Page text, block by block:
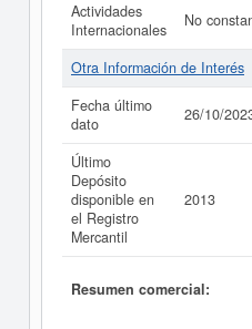
Actividades
Internacionales
No
Otra Información de Interés
Fecha último
dato
26/10/
Último
Depósito
disponible en
el Registro
Mercantil
2013
Resumen comercial: